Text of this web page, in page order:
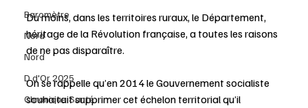
Baromètre
Nord
Nord
D d'Or 2025
Chronique Santé
Du moins, dans les territoires ruraux, le Département,
héritage de la Révolution française, a toutes les raisons
de ne pas disparaître.
On se rappelle qu’en 2014 le Gouvernement socialiste
souhaitait supprimer cet échelon territorial qu’il